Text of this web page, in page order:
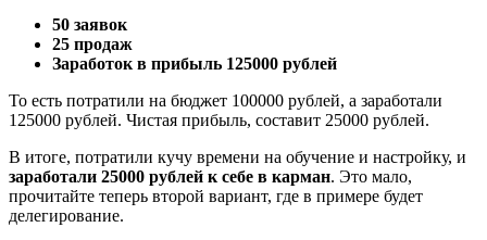
50 заявок
25 продаж
Заработок в прибыль 125000 рублей
То есть потратили на бюджет 100000 рублей, а заработали
125000 рублей. Чистая прибыль, составит 25000 рублей.
В итоге, потратили кучу времени на обучение и настройку, и
заработали 25000 рублей к себе в карман. Это мало,
прочитайте теперь второй вариант, где в примере будет
делегирование.